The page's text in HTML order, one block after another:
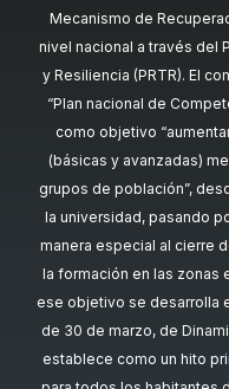
Mecanismo de
nivel nacional a través del
y Resiliencia (PRTR). El
“Plan nacional de
como objetivo
(básicas y avanzadas)
grupos de población”,
la universidad, pasando
manera especial al cierre
la formación en las zonas
ese objetivo se desarrolla
de 30 de marzo, de
establece como un hito